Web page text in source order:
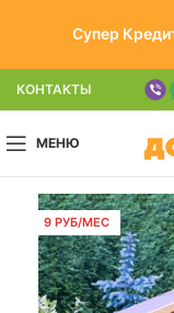
Супер
КОНТАКТЫ
МЕНЮ
9 РУБ/МЕС